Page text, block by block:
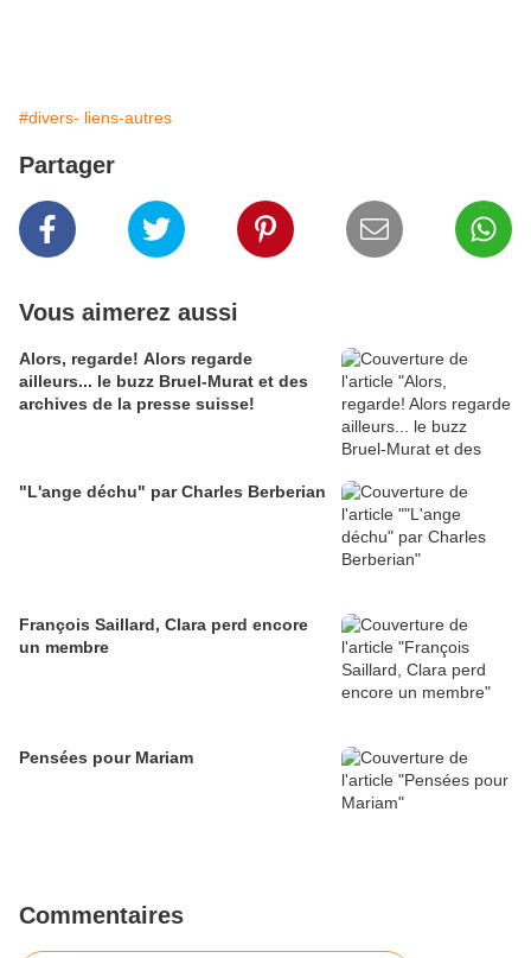
#divers- liens-autres
Partager
Vous aimerez aussi
Alors, regarde! Alors regarde
ailleurs... le buzz Bruel-Murat et des
archives de la presse suisse!
"L'ange déchu" par Charles Berberian
François Saillard, Clara perd encore
un membre
Pensées pour Mariam
Commentaires